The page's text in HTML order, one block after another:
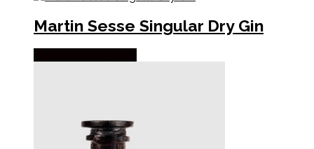
Martin Sesse Singular Dry Gin